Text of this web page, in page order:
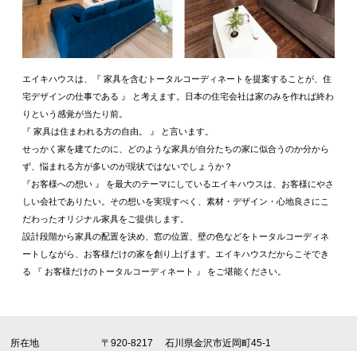
エイキハウスは、『 家具を含むトータルコーディネートを提案することが、住
宅デザインの仕事である 』 と考えます。日本の住宅会社は家のみを作れば終わ
りという感覚が当たり前。
『 家具は住まわれる方の自由。 』 と言います。
せっかく家を建てたのに、どのような家具が自分たちの家に似合うのか分から
ず、悩まれる方が多いのが現状ではないでしょうか？
『お客様への想い 』 を最大のテーマにしているエイキハウスは、お客様にやさ
しい会社でありたい。その想いを実現すべく、素材・デザイン・心地良さにこ
だわったオリジナル家具をご提供します。
設計段階から家具の配置を決め、窓の位置、壁の色などをトータルコーディネ
ートしながら、お客様だけの家を創り上げます。エイキハウスだからこそでき
る 『 お客様だけのトータルコーディネート 』 をご堪能ください。
所在地 〒920-8217
石川県金沢市近岡町45-1